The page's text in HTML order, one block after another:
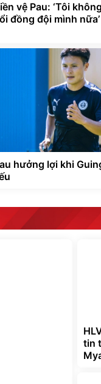
vệ Pau: ‘Tôi
đồng đội mình nữa’
hưởng lợi khi
tin